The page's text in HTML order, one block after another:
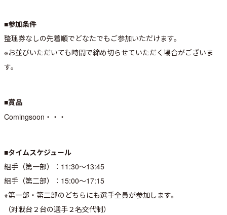
■参加条件
整理券なしの先着順でどなたでもご参加いただけます。
※お並びいただいても時間で締め切らせていただく場合がございま
す。
■賞品
Comingsoon・・・
■タイムスケジュール
組手（第一部）：11:30～13:45
組手（第二部）：15:00～17:15
※第一部・第二部のどちらにも選手全員が参加します。
（対戦台２台の選手２名交代制）